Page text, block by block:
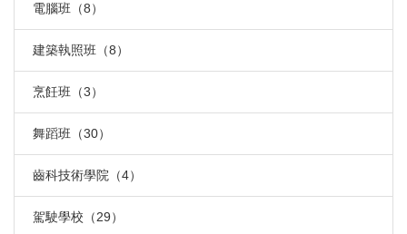
電腦班（8）
建築執照班（8）
烹飪班（3）
舞蹈班（30）
齒科技術學院（4）
駕駛學校（29）